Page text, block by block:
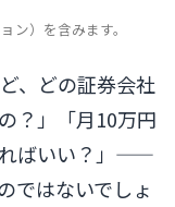
ン）を含みます。
、どの証券会社
？」「月10万円
ればいい？」——
ではないでしょ